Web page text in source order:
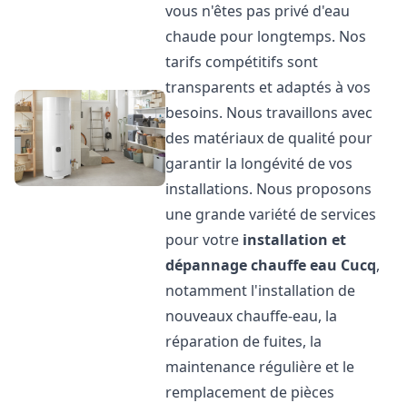
vous n'êtes pas privé d'eau
chaude pour longtemps. Nos
tarifs compétitifs sont
transparents et adaptés à vos
besoins. Nous travaillons avec
des matériaux de qualité pour
garantir la longévité de vos
installations. Nous proposons
une grande variété de services
pour votre installation et
dépannage chauffe eau Cucq,
notamment l'installation de
nouveaux chauffe-eau, la
réparation de fuites, la
maintenance régulière et le
remplacement de pièces